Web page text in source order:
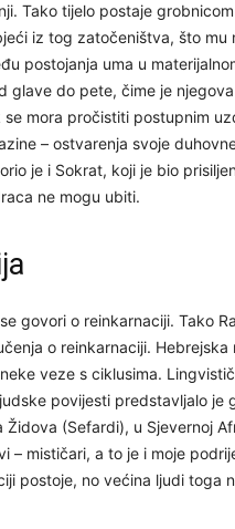
Tako tijelo postaje
iz tog zatočeništva, što mu
postojanja uma u
glave do pete, čime je
mora pročistiti postupnim
– ostvarenja svoje
je i Sokrat, koji je bio
ne mogu ubiti.
govori o reinkarnaciji. Tako
o reinkarnaciji. Hebrejska
veze s ciklusima.
povijesti predstavljalo je
(Sefardi), u Sjevernoj
– mističari, a to je i moje
postoje, no većina ljudi toga